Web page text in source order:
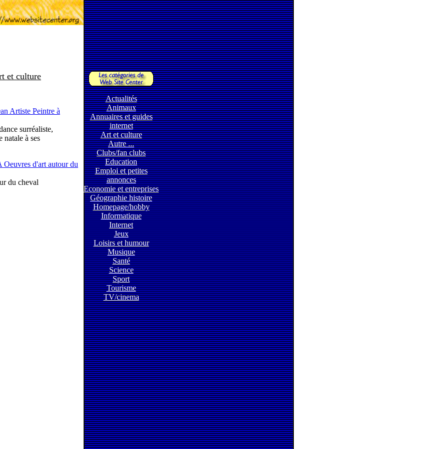
et culture
Artiste Peintre à
surréaliste,
natale à ses
d'art autour du
du cheval
Actualités
Animaux
Annuaires et guides
internet
Art et culture
Autre ...
Clubs/fan clubs
Education
Emploi et petites
annonces
Economie et entreprises
Géographie histoire
Homepage/hobby
Informatique
Internet
Jeux
Loisirs et humour
Musique
Santé
Science
Sport
Tourisme
TV/cinema